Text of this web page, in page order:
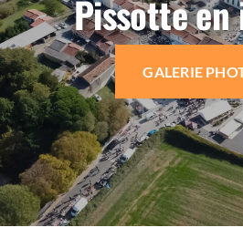
Pissotte en
GALERIE